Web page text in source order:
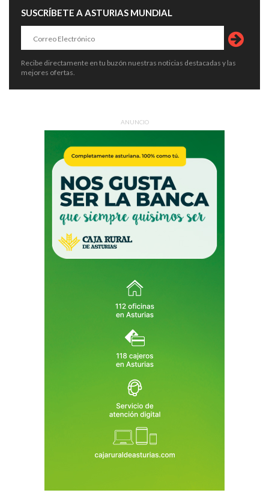
SUSCRÍBETE A ASTURIAS MUNDIAL
Recibe directamente en tu buzón nuestras noticias destacadas y las
mejores ofertas.
ANUNCIO